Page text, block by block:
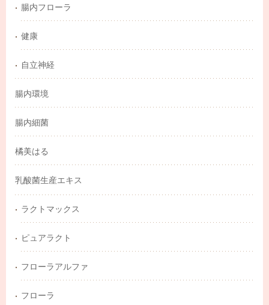
腸内フローラ
健康
自立神経
腸内環境
腸内細菌
橘美はる
乳酸菌生産エキス
ラクトマックス
ピュアラクト
フローラアルファ
フローラ